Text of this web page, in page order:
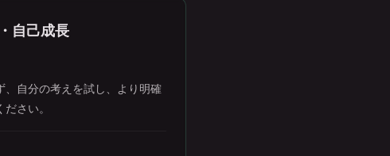
自己成長
、自分の考えを試し、より明確
さい。